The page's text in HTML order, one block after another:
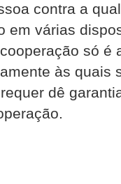
contra a
em várias
só é
às quais
dê